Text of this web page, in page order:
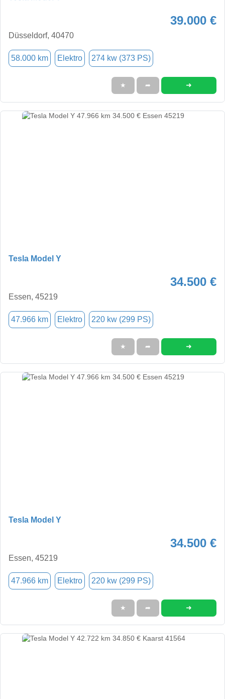
39.000 €
Düsseldorf, 40470
58.000 km Elektro 274 kw (373 PS)
★ ➦ ➜
Tesla Model Y
34.500 €
Essen, 45219
47.966 km Elektro 220 kw (299 PS)
★ ➦ ➜
Tesla Model Y
34.500 €
Essen, 45219
47.966 km Elektro 220 kw (299 PS)
★ ➦ ➜